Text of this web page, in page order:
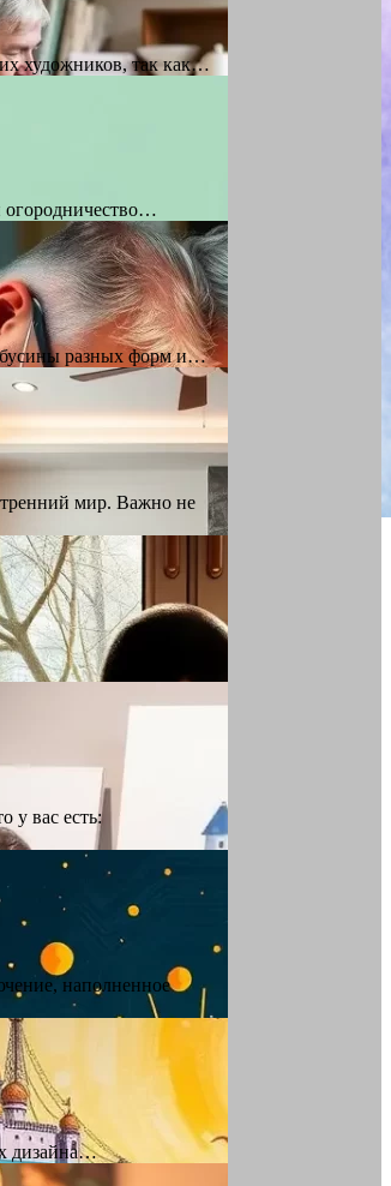
художников, так как…
огородничество…
бусины разных форм и…
мир. Важно не
у вас есть:
наполненное
дизайна…